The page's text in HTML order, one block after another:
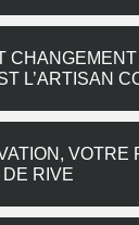
L’ARTISAN
RIVE